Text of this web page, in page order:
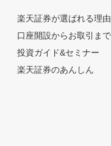
楽天証券が選ばれる理由
口座開設からお取引ま
投資ガイド&セミナー
楽天証券のあんしん